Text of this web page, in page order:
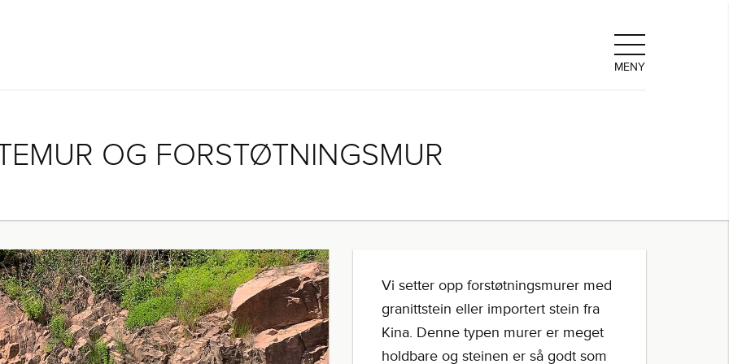
MENY
OG FORSTØTNINGSMUR
Vi setter opp forstøtningsmurer med
granittstein eller importert stein fra
Kina. Denne typen murer er meget
holdbare og steinen er så godt som